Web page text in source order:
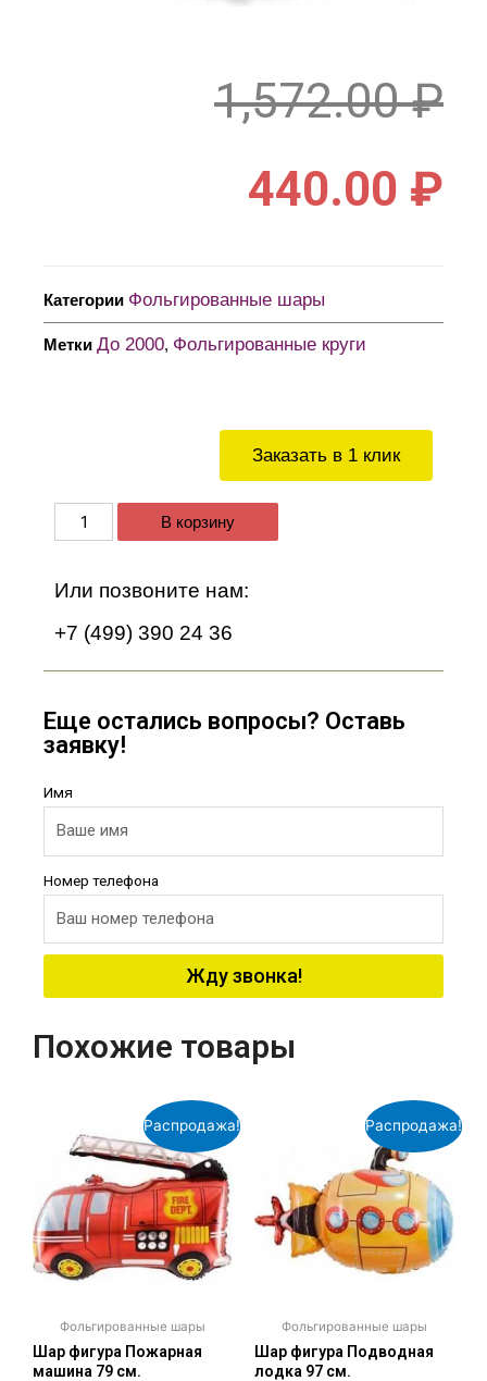
Заказать в 1 клик
В корзину
Или позвоните нам:
+7 (499) 390 24 36
Еще остались вопросы? Оставь
заявку!
Имя
Номер телефона
Жду звонка!
1,572.00₽
440.00 ₽
Категории Фольгированные шары
Метки До 2000, Фольгированные круги
Похожие товары
Распродажа!
Фольгированные шары
Шар фигура Пожарная
машина 79 см.
Распродажа!
Фольгированные шары
Шар фигура Подводная
лодка 97 см.